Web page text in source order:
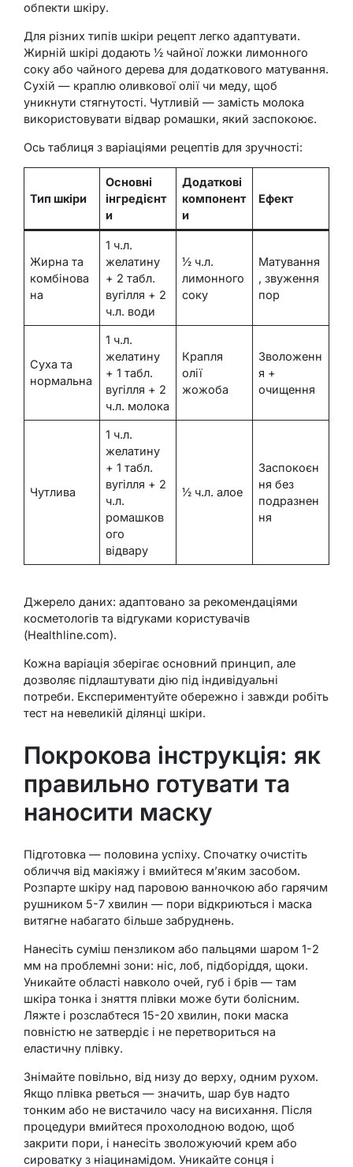
обпекти шкіру.
Для різних типів шкіри рецепт легко адаптувати.
Жирній шкірі додають ½ чайної ложки лимонного
соку або чайного дерева для додаткового матування.
Сухій — краплю оливкової олії чи меду, щоб
уникнути стягнутості. Чутливій — замість молока
використовувати відвар ромашки, який заспокоює.
Ось таблиця з варіаціями рецептів для зручності:
Тип шкіри
Основні
інгредієнт
и
Додаткові
компонент
и
Ефект
Жирна та
комбінова
на
1 ч.л.
желатину
+ 2 табл.
вугілля + 2
ч.л. води
½ ч.л.
лимонного
соку
Матування
, звуження
пор
Суха та
нормальна
1 ч.л.
желатину
+ 1 табл.
вугілля + 2
ч.л. молока
Крапля
олії
жожоба
Зволоженн
я +
очищення
Чутлива
1 ч.л.
желатину
+ 1 табл.
вугілля + 2
ч.л.
ромашков
ого
відвару
½ ч.л. алое
Заспокоєн
ня без
подразнен
ня
Джерело даних: адаптовано за рекомендаціями
косметологів та відгуками користувачів
(Healthline.com).
Кожна варіація зберігає основний принцип, але
дозволяє підлаштувати дію під індивідуальні
потреби. Експериментуйте обережно і завжди робіть
тест на невеликій ділянці шкіри.
Покрокова інструкція: як
правильно готувати та
наносити маску
Підготовка — половина успіху. Спочатку очистіть
обличчя від макіяжу і вмийтеся м’яким засобом.
Розпарте шкіру над паровою ванночкою або гарячим
рушником 5-7 хвилин — пори відкриються і маска
витягне набагато більше забруднень.
Нанесіть суміш пензликом або пальцями шаром 1-2
мм на проблемні зони: ніс, лоб, підборіддя, щоки.
Уникайте області навколо очей, губ і брів — там
шкіра тонка і зняття плівки може бути болісним.
Ляжте і розслабтеся 15-20 хвилин, поки маска
повністю не затвердіє і не перетвориться на
еластичну плівку.
Знімайте повільно, від низу до верху, одним рухом.
Якщо плівка рветься — значить, шар був надто
тонким або не вистачило часу на висихання. Після
процедури вмийтеся прохолодною водою, щоб
закрити пори, і нанесіть зволожуючий крем або
сироватку з ніацинамідом. Уникайте сонця і